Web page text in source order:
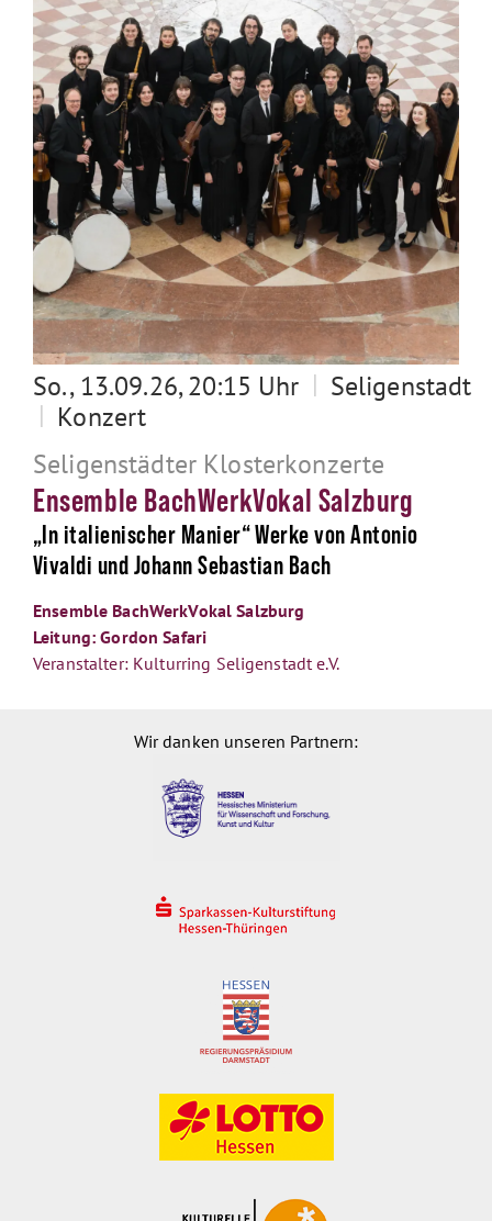
So., 13.09.26, 20:15 Uhr | Seligenstadt
| Konzert
Seligenstädter Klosterkonzerte
Ensemble BachWerkVokal Salzburg
„In italienischer Manier“ Werke von Antonio
Vivaldi und Johann Sebastian Bach
Ensemble BachWerkVokal Salzburg
Leitung: Gordon Safari
Veranstalter: Kulturring Seligenstadt e.V.
Wir danken unseren Partnern: